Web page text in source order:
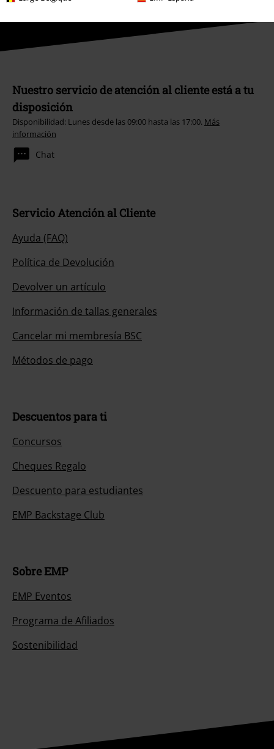
Nuestro servicio de atención al cliente está a tu
disposición
Disponibilidad: Lunes desde las 09:00 hasta las 17:00. Más
información
Chat
Servicio Atención al Cliente
Ayuda (FAQ)
Política de Devolución
Devolver un artículo
Información de tallas generales
Cancelar mi membresía BSC
Métodos de pago
Descuentos para ti
Concursos
Cheques Regalo
Descuento para estudiantes
EMP Backstage Club
Sobre EMP
EMP Eventos
Programa de Afiliados
Sostenibilidad